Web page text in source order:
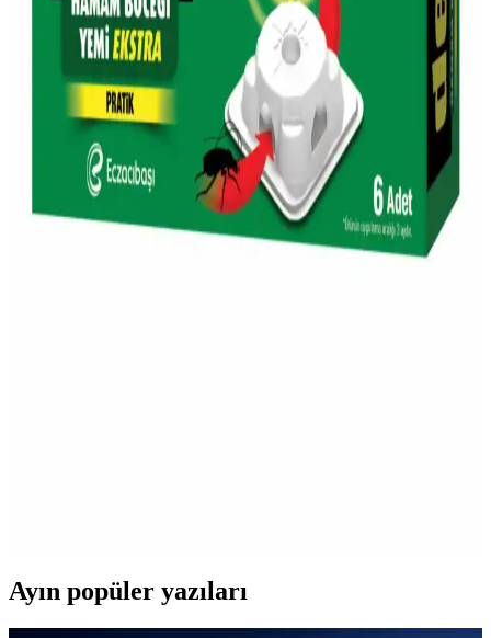
Alışkanlıklarındaki Rolü
Migros, Türkiye'nin köklü market zinciri olarak geniş ürün yelpazesi
ve dijital platformlarıyla günümüz alışkanlıklarına uyum sağlıyor.
Migros'ta Protein Yoğurdu: Sağlıklı ve Besleyici
Alternatifler ile Dengeli Beslenme
Migros'un protein yoğurdu ürünleri, yüksek protein içeriği ve çeşitli
tatlarıyla sağlıklı yaşam ve sporcular için ideal, pratik ve besleyici bir
alternatif sunar.
Ayın popüler yazıları